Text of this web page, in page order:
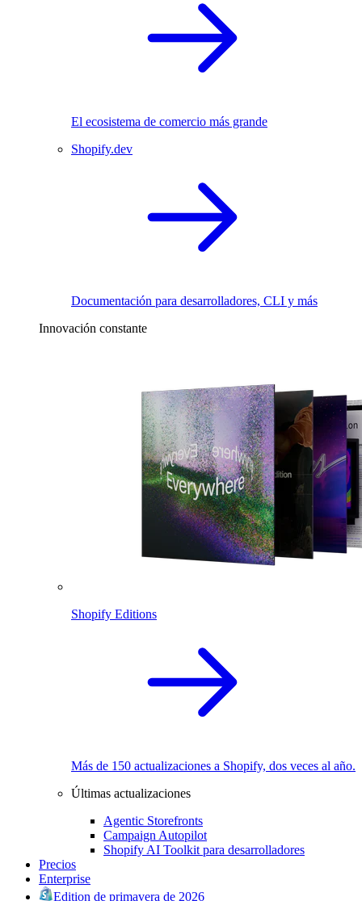
El ecosistema de comercio más grande
Shopify.dev
Documentación para desarrolladores, CLI y más
Innovación constante
Shopify Editions
Más de 150 actualizaciones a Shopify, dos veces al año.
Últimas actualizaciones
Agentic Storefronts
Campaign Autopilot
Shopify AI Toolkit para desarrolladores
Precios
Enterprise
Edition de primavera de 2026